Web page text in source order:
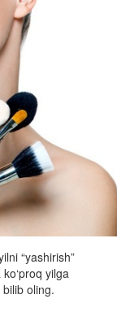
“yashirish”
yilga
oling.